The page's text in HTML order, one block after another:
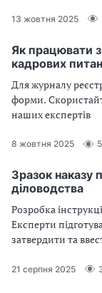
обліку. Для чого
(особова картка
сумісників?
13 жовтня 2025
Як працювати з
кадрових
Для журналу
форми.
наших експертів
8 жовтня 2025
Зразок наказу
діловодства
Розробка
Експерти
затвердити та
21 серпня 2025